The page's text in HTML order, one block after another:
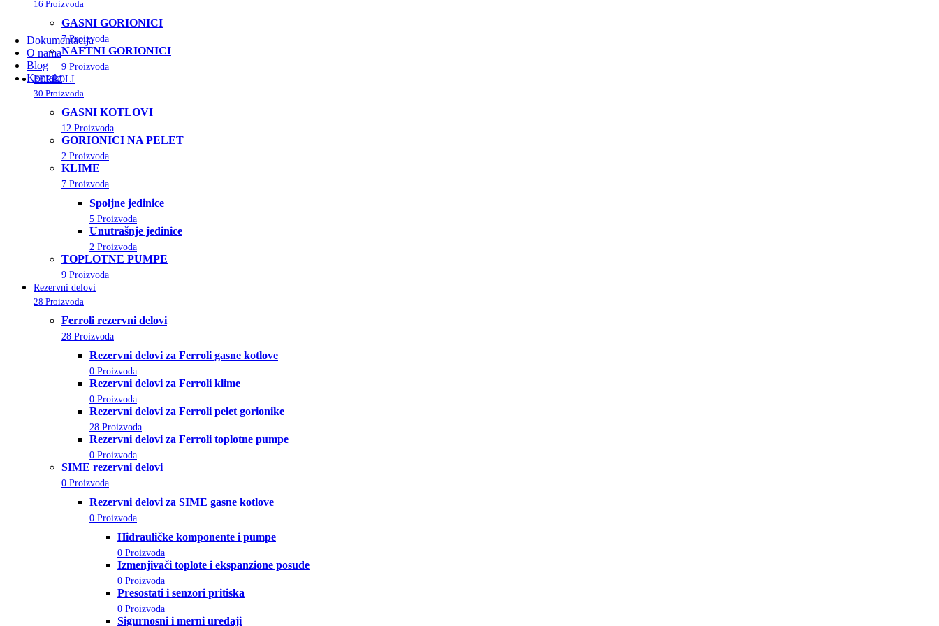
Dokumentacija
O nama
Blog
Kontakt
16 Proizvoda
GASNI GORIONICI
7 Proizvoda
NAFTNI GORIONICI
9 Proizvoda
FERROLI
30 Proizvoda
GASNI KOTLOVI
12 Proizvoda
GORIONICI NA PELET
2 Proizvoda
KLIME
7 Proizvoda
Spoljne jedinice
5 Proizvoda
Unutrašnje jedinice
2 Proizvoda
TOPLOTNE PUMPE
9 Proizvoda
Rezervni delovi
28 Proizvoda
Ferroli rezervni delovi
28 Proizvoda
Rezervni delovi za Ferroli gasne kotlove
0 Proizvoda
Rezervni delovi za Ferroli klime
0 Proizvoda
Rezervni delovi za Ferroli pelet gorionike
28 Proizvoda
Rezervni delovi za Ferroli toplotne pumpe
0 Proizvoda
SIME rezervni delovi
0 Proizvoda
Rezervni delovi za SIME gasne kotlove
0 Proizvoda
Hidrauličke komponente i pumpe
0 Proizvoda
Izmenjivači toplote i ekspanzione posude
0 Proizvoda
Presostati i senzori pritiska
0 Proizvoda
Sigurnosni i merni uređaji